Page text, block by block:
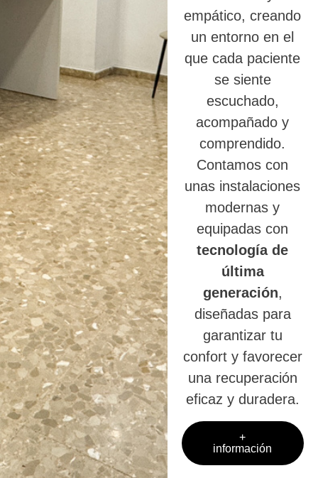
empático, creando
un entorno en el
que cada paciente
se siente
escuchado,
acompañado y
comprendido.
Contamos con
unas instalaciones
modernas y
equipadas con
tecnología de
última
generación,
diseñadas para
garantizar tu
confort y favorecer
una recuperación
eficaz y duradera.
+
información